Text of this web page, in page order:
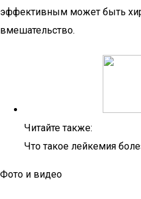
эффективным может быть
вмешательство.
Читайте также:
Что такое лейкемия
Фото и видео